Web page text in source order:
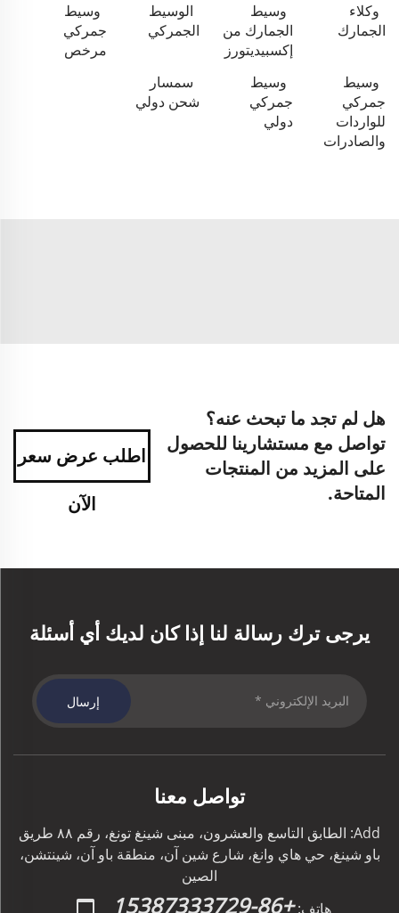
وكلاء
الجمارك
وسيط
الجمارك من
إكسبيديتورز
الوسيط
الجمركي
وسيط
جمركي
مرخص
وسيط
جمركي
للواردات
والصادرات
وسيط
جمركي
دولي
سمسار
شحن دولي
هل لم تجد ما تبحث عنه؟
تواصل مع مستشارينا للحصول
على المزيد من المنتجات
المتاحة.
اطلب عرض سعر
الآن
يرجى ترك رسالة لنا إذا كان لديك أي أسئلة
إرسال
تواصل معنا
Add: الطابق التاسع والعشرون، مبنى شينغ تونغ، رقم ٨٨ طريق
باو شينغ، حي هاي وانغ، شارع شين آن، منطقة باو آن، شينتشن،
الصين
هاتف: +86-15387333729